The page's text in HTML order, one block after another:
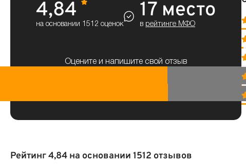
4,84
на основании 1512 оценок
17 место
в рейтинге МФО
Оцените и напишите свой отзыв
Рейтинг 4,84 на основании 1512 отзывов